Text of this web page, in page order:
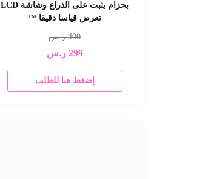
بحزام يثبت على الذراع وشاشة LCD
تعرض قياسا دقيقا ™️
400ر.س
299 ر.س
إضغط هنا للطلب